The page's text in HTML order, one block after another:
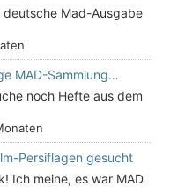
deutsche Mad-Ausgabe
MAD-Sammlung…
noch Hefte aus dem
Persiflagen gesucht
Ich meine, es war MAD